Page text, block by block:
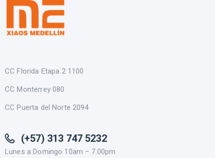
CC Florida Etapa 2 1100
CC Monterrey 080
CC Puerta del Norte 2094
(+57) 313 747 5232
Lunes a Domingo 10am – 7.00pm